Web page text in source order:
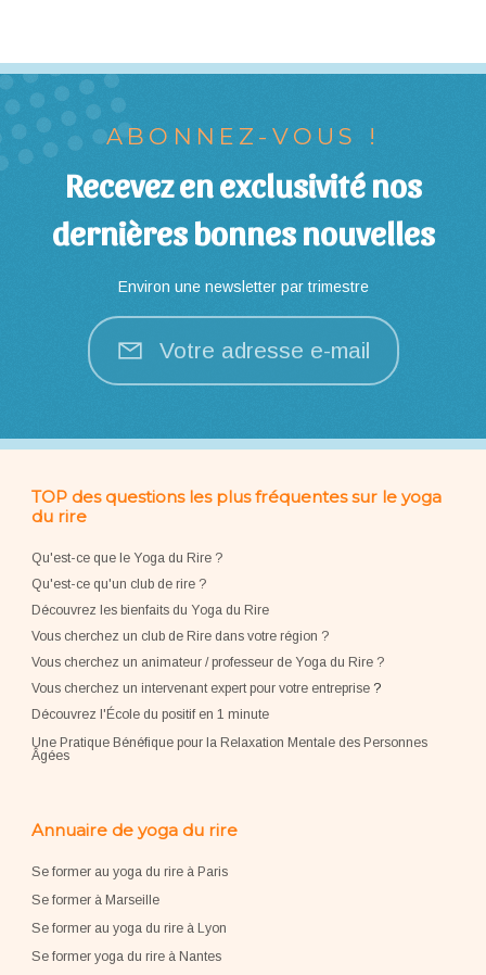
ABONNEZ-VOUS !
Recevez en exclusivité nos
dernières bonnes nouvelles
Environ une newsletter par trimestre
Votre adresse e-mail
TOP des questions les plus fréquentes sur le yoga
du rire
Qu'est-ce que le Yoga du Rire ?
Qu'est-ce qu'un club de rire ?
Découvrez les bienfaits du Yoga du Rire
Vous cherchez un club de Rire dans votre région ?
Vous cherchez un animateur / professeur de Yoga du Rire ?
Vous cherchez un intervenant expert pour votre entreprise?
Découvrez l'École du positif en 1 minute
Une Pratique Bénéfique pour la Relaxation Mentale des Personnes
Âgées
Annuaire de yoga du rire
Se former au yoga du rire à Paris
Se former à Marseille
Se former au yoga du rire à Lyon
Se former yoga du rire à Nantes